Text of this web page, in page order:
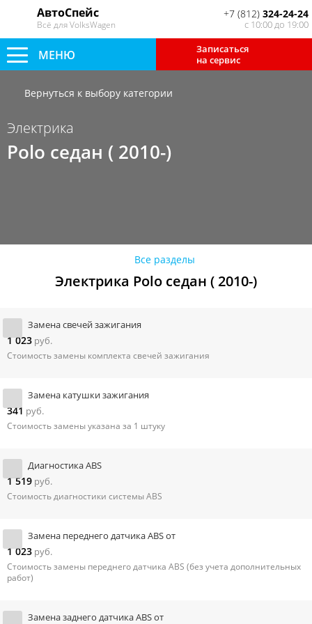
АвтоСпейс
Всё для VolksWagen
+7 (812) 324-24-24
с 10:00 до 19:00
Записаться
на сервис
МЕНЮ
Вернуться к выбору категории
Электрика
Polo седан ( 2010-)
Все разделы
Электрика Polo седан ( 2010-)
Замена свечей зажигания
1 023 руб.
Стоимость замены комплекта свечей зажигания
Замена катушки зажигания
341 руб.
Стоимость замены указана за 1 штуку
Диагностика ABS
1 519 руб.
Стоимость диагностики системы ABS
Замена переднего датчика ABS от
1 023 руб.
Стоимость замены переднего датчика ABS (без учета дополнительных
работ)
Замена заднего датчика ABS от